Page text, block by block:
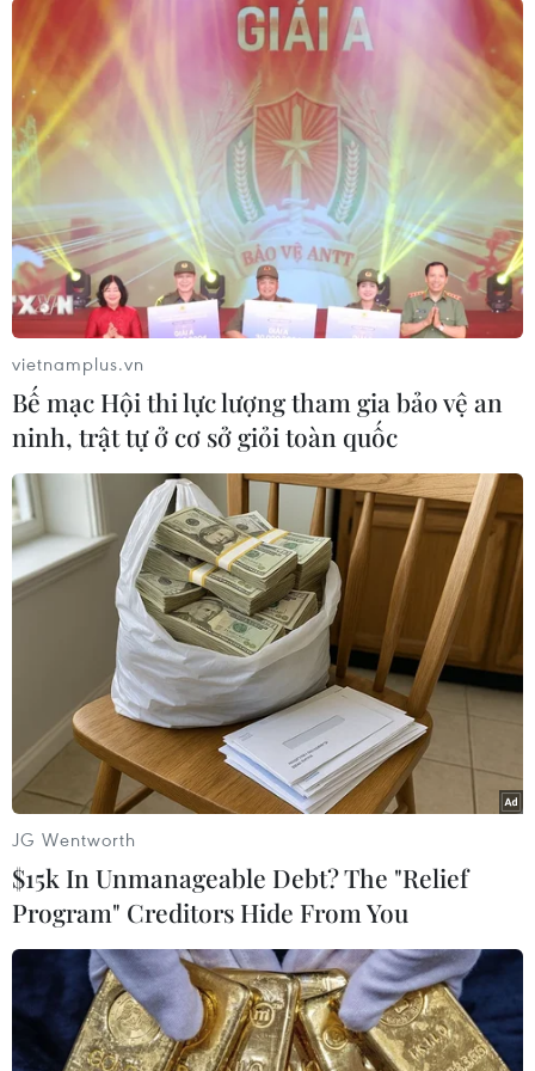
phạm.”
Ngoài ra, ông Yoo còn tuyên bố rằng kết quả trên
được đưa ra “dựa trên sự tưởng tượng và phỏng
đoán.”
Cũng theo nguồn tin, 8 ứng cử viên tổng thống tiềm
tàng của phe đối lập đã mở một cuộc họp khẩn cấp,
trong đó họ quyết định đề nghị Quốc hội thảo luận
về việc luận tội bà Park và kêu gọi các đảng đối lập
nhanh chóng đưa ra biện pháp nhằm giảm thiểu
ra sau khi bà Park từ chức hay bị luận tội, kể cả
việc chỉ định một vị thủ tướng và thành lập nội các
lâm thời.
Trong khi đó, đảng Saenuri cầm quyền cho rằng
hiện còn quá sớm để xác nhận những cáo buộc bà
Park đồng lõa trong vụ này do bà chưa bị thẩm vấn
trực tiếp./.
#Tổng thống Park Geun-hye #Choi Soon Sil #Công tố viên Hàn
Quốc
#Bê bối của Tổng thống Park Geun-hye #Đồng phạm #Bạn thân của
vietnamplus.vn
Bế mạc Hội thi lực lượng tham gia bảo vệ an
ninh, trật tự ở cơ sở giỏi toàn quốc
JG Wentworth
$15k In Unmanageable Debt? The "Relief
Program" Creditors Hide From You